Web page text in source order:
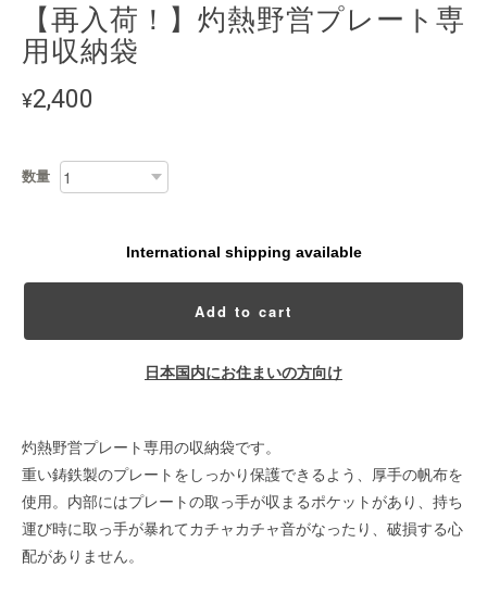
【再入荷！】灼熱野営プレート専
用収納袋
¥2,400
数量
International shipping available
Add to cart
日本国内にお住まいの方向け
灼熱野営プレート専用の収納袋です。
重い鋳鉄製のプレートをしっかり保護できるよう、厚手の帆布を
使用。内部にはプレートの取っ手が収まるポケットがあり、持ち
運び時に取っ手が暴れてカチャカチャ音がなったり、破損する心
配がありません。